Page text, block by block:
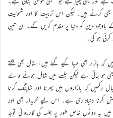
کرنے ہیں۔ لیکن اس تربیت کا اور شمولیت
باوجود دین کو دنیا پر مقدم کریں گے۔ ان تین
ہو گی۔
کہ بازار بھی مہیا کیے گئے ہیں، سٹال بھی لگتے
ہو جاتی ہے لیکن جلسے میں شامل ہونے والے
رکھیں کہ بازاروں میں پھرنا اور شاپنگ کرنا
کرنا دنیاداری ہے۔ اس لیے خریدار بھی اور
یہ دونوں خاص طور پر جلسہ کی کارروائی توجہ